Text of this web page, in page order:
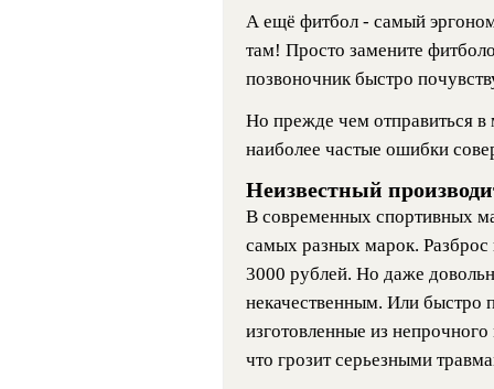
А ещё фитбол - самый
там! Просто замените
позвоночник быстро
Но прежде чем отправиться в
наиболее частые ошибки
Неизвестный
В современных спортивных
самых разных марок.
3000 рублей. Но даже
некачественным. Или быстро
изготовленные из
что грозит серьезными